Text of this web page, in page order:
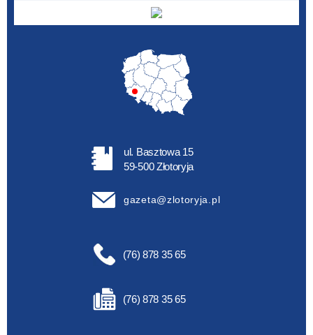
ul. Basztowa 15
59-500 Złotoryja
gazeta@zlotoryja.pl
(76) 878 35 65
(76) 878 35 65